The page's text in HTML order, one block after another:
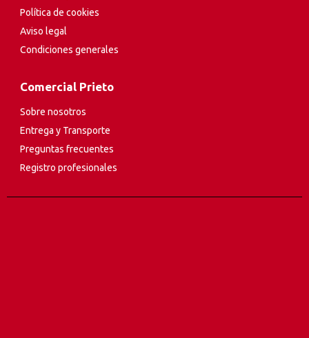
Política de cookies
Aviso legal
Condiciones generales
Comercial Prieto
Sobre nosotros
Entrega y Transporte
Preguntas frecuentes
Registro profesionales